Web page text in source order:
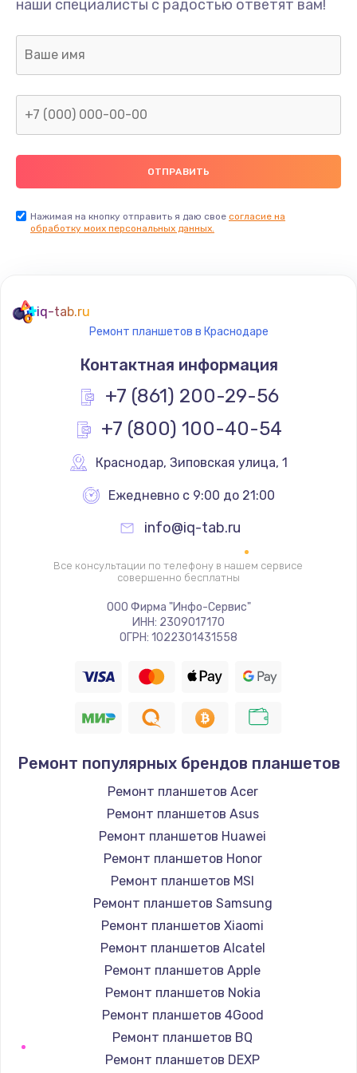
Заказать
Замена вибро элемента
Заказать
Восстановление дорожек платы
Заказать
350 руб.
Заказать
Настройка программного обеспечения
Заказать
Прошивка устройства (с сохранением данных)
3300 руб.
Заказать
Прошивка устройства (без сохранения данных)
550 руб.
Заказать
Замена лотка Flash
750 руб.
Замена лотка SIM
790 руб.
Замена северного моста
2300 руб.
Восстановление данных
наши специалисты с радостью ответят вам!
Нажимая на кнопку отправить я даю свое согласие на
обработку моих персональных данных.
iq-tab.ru
Ремонт планшетов в Краснодаре
Контактная информация
+7 (861) 200-29-56
+7 (800) 100-40-54
Краснодар, Зиповская улица, 1
Ежедневно с 9:00 до 21:00
info@iq-tab.ru
Все консультации по телефону в нашем сервисе
совершенно бесплатны
ООО Фирма "Инфо-Сервис"
ИНН: 2309017170
ОГРН: 1022301431558
Ремонт популярных брендов планшетов
Ремонт планшетов Acer
Ремонт планшетов Asus
Ремонт планшетов Huawei
Ремонт планшетов Honor
Ремонт планшетов MSI
Ремонт планшетов Samsung
Ремонт планшетов Xiaomi
Ремонт планшетов Alcatel
Ремонт планшетов Apple
Ремонт планшетов Nokia
Ремонт планшетов 4Good
Ремонт планшетов BQ
Ремонт планшетов DEXP